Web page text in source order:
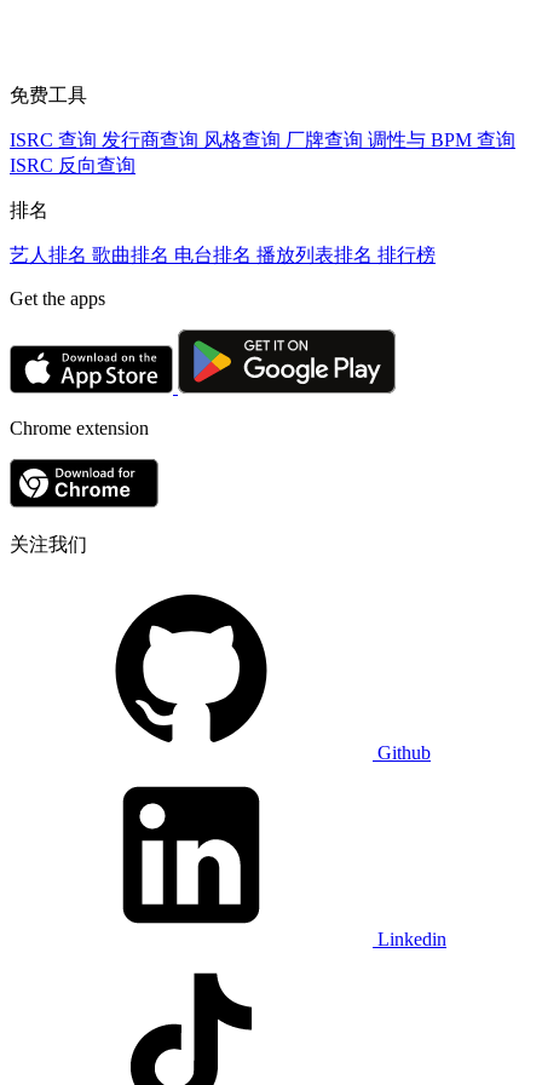
免费工具
ISRC 查询 发行商查询 风格查询 厂牌查询 调性与 BPM 查询
ISRC 反向查询
排名
艺人排名 歌曲排名 电台排名 播放列表排名 排行榜
Get the apps
Chrome extension
关注我们
Github
Linkedin